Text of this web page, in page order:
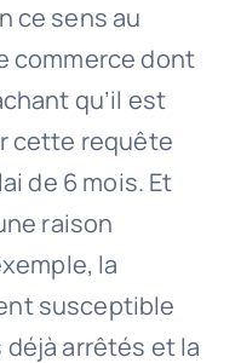
ce sens au
commerce dont
qu’il est
cette requête
de 6 mois. Et
raison
la
susceptible
arrêtés et la